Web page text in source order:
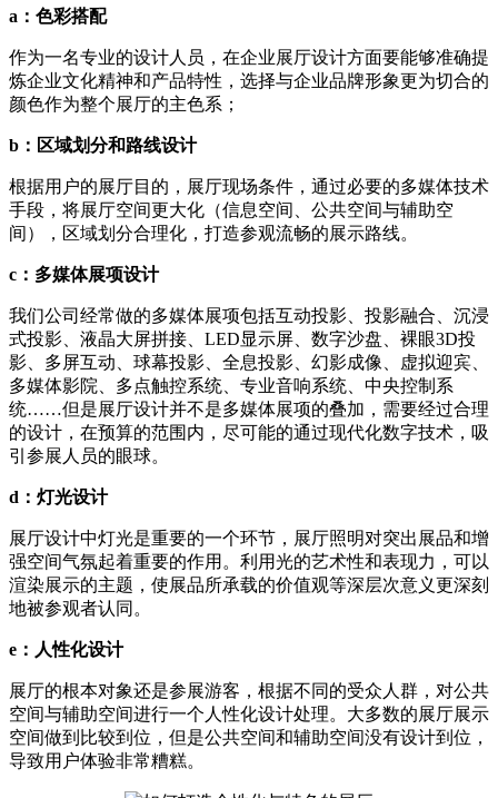
a：色彩搭配
作为一名专业的设计人员，在企业展厅设计方面要能够准确提
炼企业文化精神和产品特性，选择与企业品牌形象更为切合的
颜色作为整个展厅的主色系；
b：区域划分和路线设计
根据用户的展厅目的，展厅现场条件，通过必要的多媒体技术
手段，将展厅空间更大化（信息空间、公共空间与辅助空
间），区域划分合理化，打造参观流畅的展示路线。
c：多媒体展项设计
我们公司经常做的多媒体展项包括互动投影、投影融合、沉浸
式投影、液晶大屏拼接、LED显示屏、数字沙盘、裸眼3D投
影、多屏互动、球幕投影、全息投影、幻影成像、虚拟迎宾、
多媒体影院、多点触控系统、专业音响系统、中央控制系
统……但是展厅设计并不是多媒体展项的叠加，需要经过合理
的设计，在预算的范围内，尽可能的通过现代化数字技术，吸
引参展人员的眼球。
d：灯光设计
展厅设计中灯光是重要的一个环节，展厅照明对突出展品和增
强空间气氛起着重要的作用。利用光的艺术性和表现力，可以
渲染展示的主题，使展品所承载的价值观等深层次意义更深刻
地被参观者认同。
e：人性化设计
展厅的根本对象还是参展游客，根据不同的受众人群，对公共
空间与辅助空间进行一个人性化设计处理。大多数的展厅展示
空间做到比较到位，但是公共空间和辅助空间没有设计到位，
导致用户体验非常糟糕。